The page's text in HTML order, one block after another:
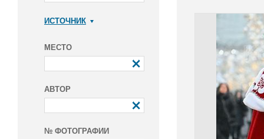
ИСТОЧНИК
МЕСТО
АВТОР
№ ФОТОГРАФИИ